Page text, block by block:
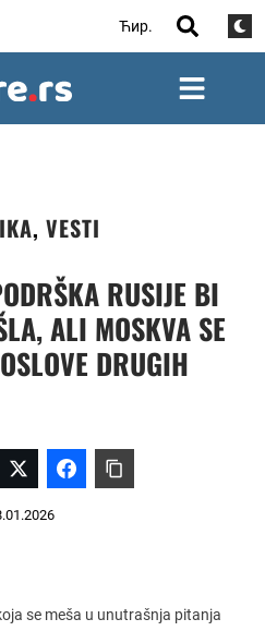
Ћир.
, VESTI
RUSIJE BI
ALI MOSKVA SE
DRUGIH
se meša u unutrašnja pitanja